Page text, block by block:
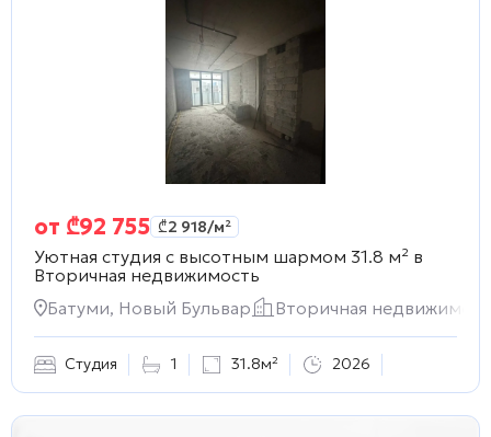
от ₾92 755 ₾2 918/м²
Уютная студия с высотным шармом 31.8 м² в
Вторичная недвижимость
Батуми, Новый Бульвар
Вторичная
Студия 1 31.8м² 2026